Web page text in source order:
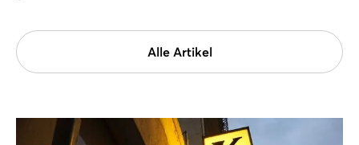
Alle Artikel